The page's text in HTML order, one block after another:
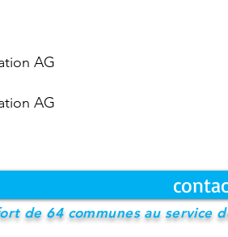
AG
AG
de 64 communes au